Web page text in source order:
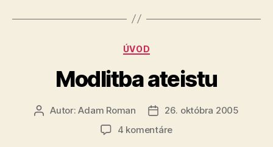
Kategórie
ÚVOD
Modlitba ateistu
AutorAutor:Adam Roman
Dátum
článku
26. októbra 2005
4 komentárena